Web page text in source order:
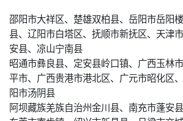
邵阳市大祥区、楚雄双柏县、岳阳市岳阳
县、辽阳市白塔区、抚顺市新抚区、天津
安县、凉山宁南县
昭通市彝良县、定安县岭口镇、广西玉林
平市、广西贵港市港北区、广元市昭化区
阳市汤阴县
阿坝藏族羌族自治州金川县、南充市蓬安县